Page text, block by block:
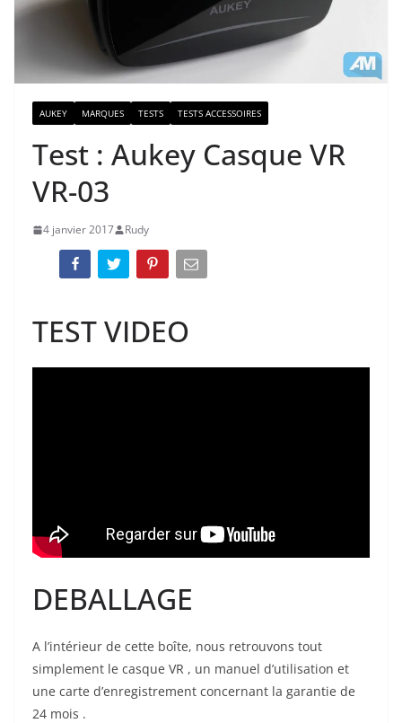
AUKEY MARQUES TESTS TESTS ACCESSOIRES
Test : Aukey Casque VR
VR-03
4 janvier 2017 Rudy
TEST VIDEO
DEBALLAGE
A l’intérieur de cette boîte, nous retrouvons tout
simplement le casque VR , un manuel d’utilisation et
une carte d’enregistrement concernant la garantie de
24 mois .